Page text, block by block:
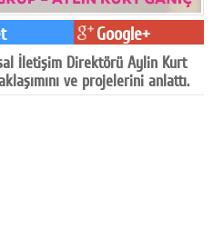
Google+
İletişim Direktörü Aylin Kurt
ve projelerini anlattı.